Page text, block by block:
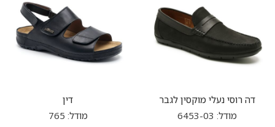
דה רוסי נעלי מוקסין לגבר
מודל: 6453-03
דין
מודל: 765